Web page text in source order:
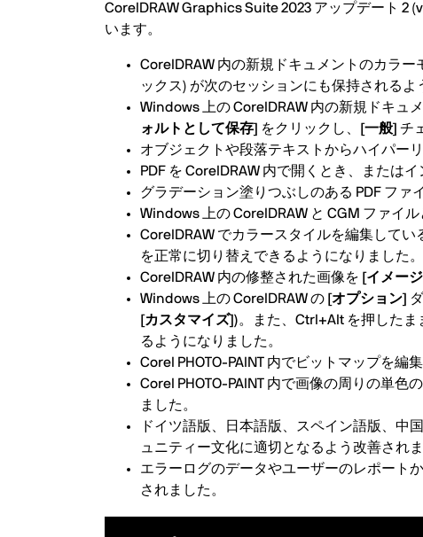
CorelDRAW Graphics Suite 2023 アップデート 2
います。
CorelDRAW 内の新規ドキュメントのカラー
ックス) が次のセッションにも保持されるよ
Windows 上の CorelDRAW 内の新規ドキュ
ォルトとして保存] をクリックし、 [一般] チ
オブジェクトや段落テキストからハイパー
PDF を CorelDRAW 内で開くとき、または
グラデーション塗りつぶしのある PDF ファ
Windows 上の CorelDRAW と CGM ファイ
CorelDRAW でカラースタイルを編集してい
を正常に切り替えできるようになりました。
CorelDRAW 内の修整された画像を [イメー
Windows 上の CorelDRAW の [オプション]
[カスタマイズ])。また、Ctrl+Alt を押した
るようになりました。
Corel PHOTO-PAINT 内でビットマップを編
Corel PHOTO-PAINT 内で画像の周りの単
ました。
ドイツ語版、日本語版、スペイン語版、中
ュニティー文化に適切となるよう改善されま
エラーログのデータやユーザーのレポート
されました。